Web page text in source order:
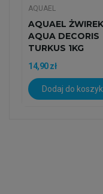
AQUAEL
AQUAEL ŻWIREK
AQUA DECORIS
TURKUS 1KG
14,90 zł
Dodaj do